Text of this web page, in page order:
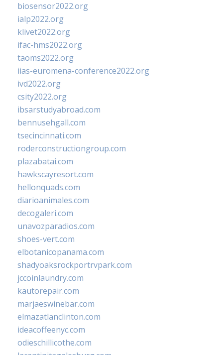
biosensor2022.org
ialp2022.org
klivet2022.org
ifac-hms2022.org
taoms2022.org
iias-euromena-conference2022.org
ivd2022.org
csity2022.org
ibsarstudyabroad.com
bennusehgall.com
tsecincinnati.com
roderconstructiongroup.com
plazabatai.com
hawkscayresort.com
hellonquads.com
diarioanimales.com
decogaleri.com
unavozparadios.com
shoes-vert.com
elbotanicopanama.com
shadyoaksrockportrvpark.com
jccoinlaundry.com
kautorepair.com
marjaeswinebar.com
elmazatlanclinton.com
ideacoffeenyc.com
odieschillicothe.com